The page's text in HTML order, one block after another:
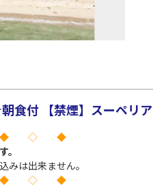
付 【禁煙】スーペリ
◇ ◆
。
は出来ません。
◇ ◆